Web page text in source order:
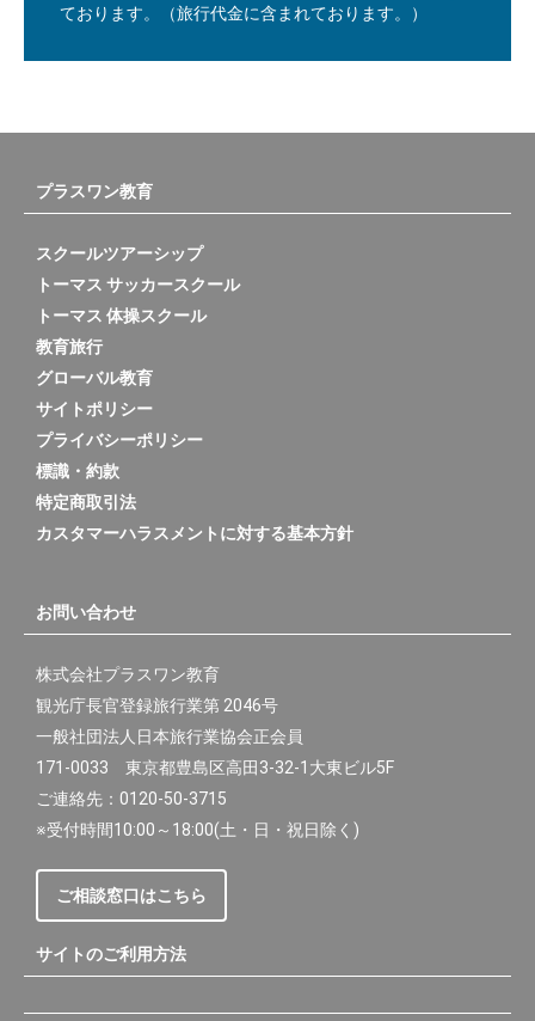
ております。（旅行代金に含まれております。）
プラスワン教育
スクールツアーシップ
トーマス サッカースクール
トーマス 体操スクール
教育旅行
グローバル教育
サイトポリシー
プライバシーポリシー
標識・約款
特定商取引法
カスタマーハラスメントに対する基本方針
お問い合わせ
株式会社プラスワン教育
観光庁長官登録旅行業第 2046号
一般社団法人日本旅行業協会正会員
171-0033 東京都豊島区高田3-32-1大東ビル5F
ご連絡先：0120-50-3715
※受付時間10:00～18:00(土・日・祝日除く)
ご相談窓口はこちら
サイトのご利用方法